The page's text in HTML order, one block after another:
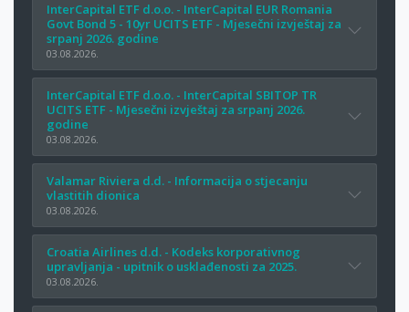
InterCapital ETF d.o.o. - InterCapital EUR Romania
Govt Bond 5 - 10yr UCITS ETF - Mjesečni izvještaj za
srpanj 2026. godine
03.08.2026.
InterCapital ETF d.o.o. - InterCapital SBITOP TR
UCITS ETF - Mjesečni izvještaj za srpanj 2026.
godine
03.08.2026.
Valamar Riviera d.d. - Informacija o stjecanju
vlastitih dionica
03.08.2026.
Croatia Airlines d.d. - Kodeks korporativnog
upravljanja - upitnik o usklađenosti za 2025.
03.08.2026.